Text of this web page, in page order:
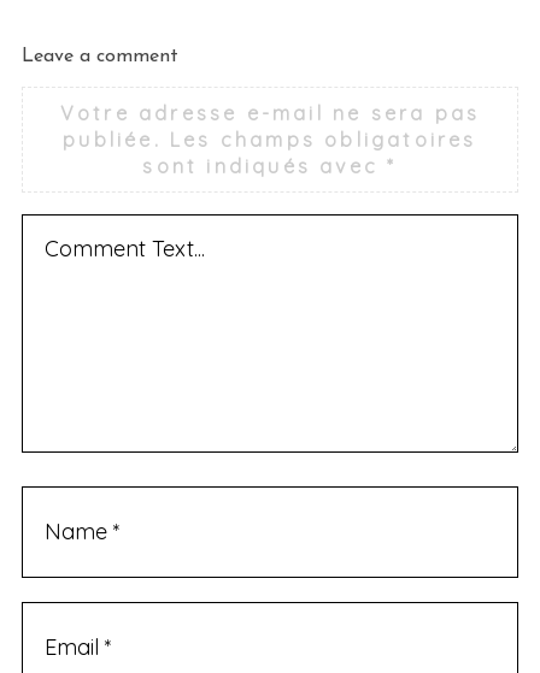
Leave a comment
Votre adresse e-mail ne sera pas
publiée. Les champs obligatoires
sont indiqués avec*